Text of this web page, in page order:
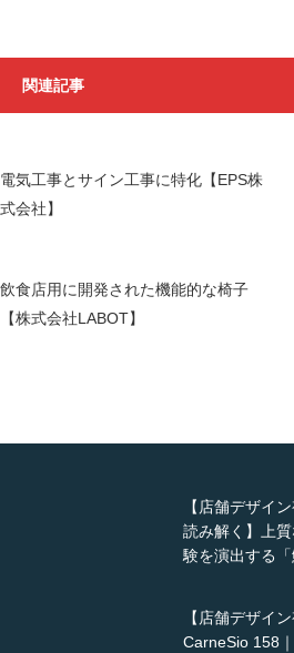
関連記事
電気工事とサイン工事に特化【EPS株
式会社】
飲食店用に開発された機能的な椅子
【株式会社LABOT】
【店舗デザイ
読み解く】上
験を演出する
【店舗デザイン
CarneSio 158